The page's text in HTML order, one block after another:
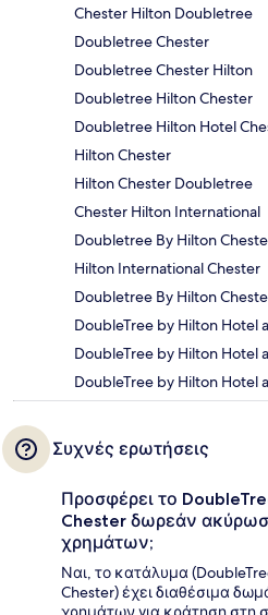
Chester Hilton Doubletree
Doubletree Chester
Doubletree Chester Hilton
Doubletree Hilton Chester
Doubletree Hilton Hotel
Hilton Chester
Hilton Chester Doubletree
Chester Hilton International
Doubletree By Hilton
Hilton International Chester
Doubletree By Hilton
DoubleTree by Hilton Hotel
DoubleTree by Hilton Hotel
DoubleTree by Hilton Hotel
Συχνές ερωτήσεις
Προσφέρει το
Chester δωρεάν
χρημάτων;
Ναι, το κατάλυμα
Chester) έχει διαθέσιμα